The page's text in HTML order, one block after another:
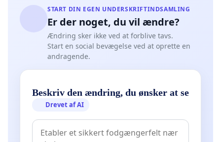
START DIN EGEN UNDERSKRIFTINDSAMLING
Er der noget, du vil ændre?
Ændring sker ikke ved at forblive tavs.
Start en social bevægelse ved at oprette en
andragende.
Beskriv den ændring, du ønsker at se
Drevet af AI